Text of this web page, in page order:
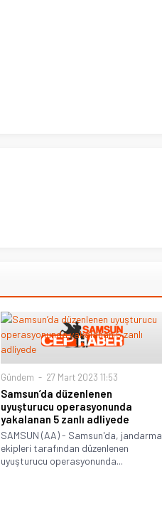
Gündem 27 Mart 2023 11:53
Samsun’da düzenlenen
uyuşturucu operasyonunda
yakalanan 5 zanlı adliyede
SAMSUN (AA) - Samsun'da, jandarma
ekipleri tarafından düzenlenen
uyuşturucu operasyonunda...